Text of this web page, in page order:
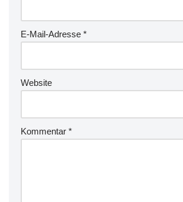
E-Mail-Adresse *
Website
Kommentar *